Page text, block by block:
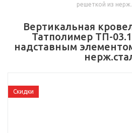
решеткой из
Вертикальная
Татполимер ТП-
надставным
Скидки